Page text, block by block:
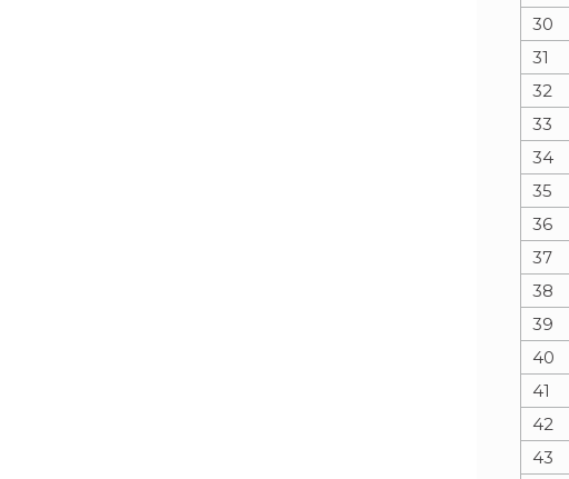
30
31
32
33
34
35
36
37
38
39
40
41
42
43